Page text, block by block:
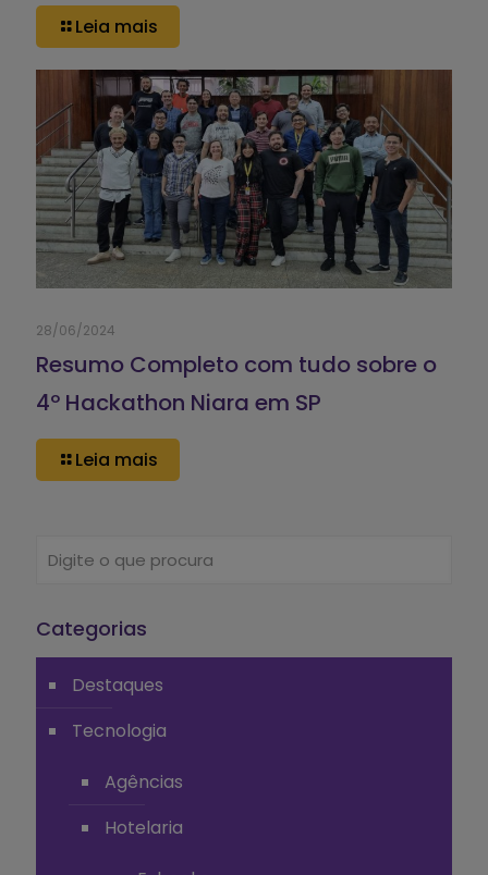
Leia mais
28/06/2024
Resumo Completo com tudo sobre o
4º Hackathon Niara em SP
Leia mais
Categorias
Destaques
Tecnologia
Agências
Hotelaria